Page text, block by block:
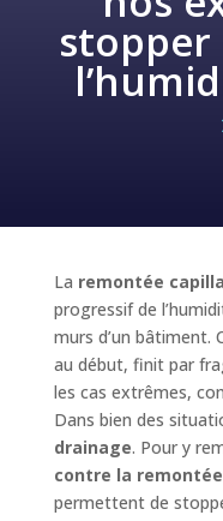
La remontée
progressif de
murs d’un bâtiment.
au début, finit par
les cas extrêmes,
Dans bien des
drainage. Pour y
contre la
permettent de